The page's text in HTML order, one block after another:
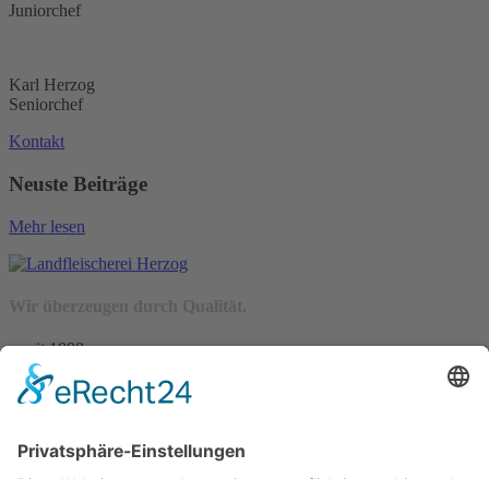
Juniorchef
Karl Herzog
Seniorchef
Kontakt
Neuste Beiträge
Mehr lesen
– seit 1898 –
Wir freuen uns auf Sie: